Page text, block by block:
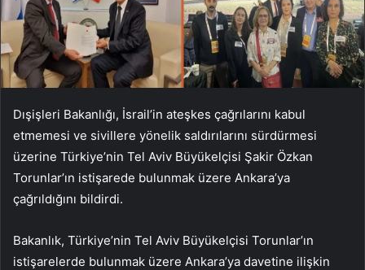
Dışişleri Bakanlığı, İsrail’in ateşkes çağrılarını kabul
etmemesi ve sivillere yönelik saldırılarını sürdürmesi
üzerine Türkiye’nin Tel Aviv Büyükelçisi Şakir Özkan
Torunlar’ın istişarede bulunmak üzere Ankara’ya
çağrıldığını bildirdi.
Bakanlık, Türkiye’nin Tel Aviv Büyükelçisi Torunlar’ın
istişarelerde bulunmak üzere Ankara’ya davetine ilişkin